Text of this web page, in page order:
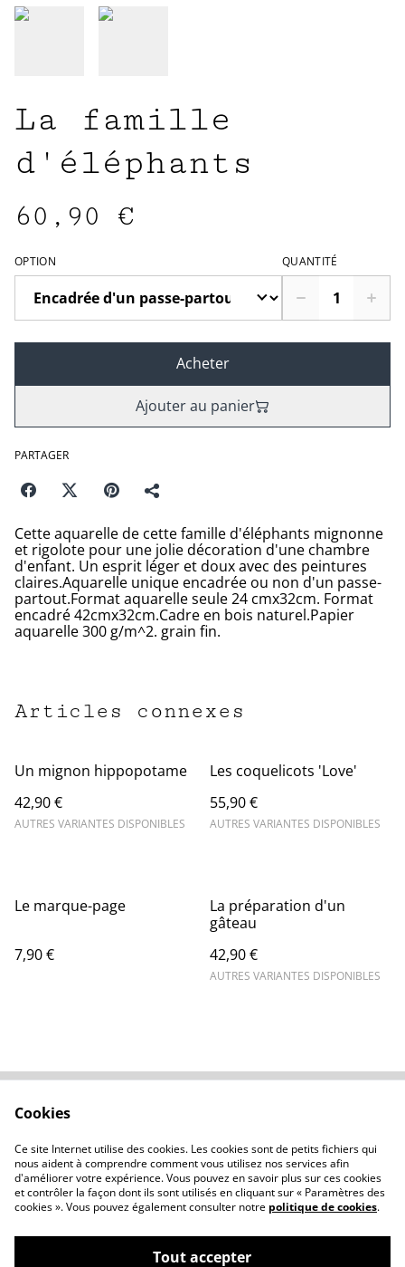
La famille
d'éléphants
60,90 €
OPTION QUANTITÉ
Acheter
Ajouter au panier
PARTAGER
Cette aquarelle de cette famille d'éléphants mignonne
et rigolote pour une jolie décoration d'une chambre
d'enfant. Un esprit léger et doux avec des peintures
claires.Aquarelle unique encadrée ou non d'un passe-
partout.Format aquarelle seule 24 cmx32cm. Format
encadré 42cmx32cm.Cadre en bois naturel.Papier
aquarelle 300 g/m^2. grain fin.
Articles connexes
Un mignon hippopotame
42,90 €
AUTRES VARIANTES DISPONIBLES
Les coquelicots 'Love'
55,90 €
AUTRES VARIANTES DISPONIBLES
Le marque-page
7,90 €
La préparation d'un
gâteau
42,90 €
AUTRES VARIANTES DISPONIBLES
Politique de
confidentialité
Politique de cookies
Cookies
Ce site Internet utilise des cookies. Les cookies sont de petits fichiers qui
nous aident à comprendre comment vous utilisez nos services afin
d'améliorer votre expérience. Vous pouvez en savoir plus sur ces cookies
et contrôler la façon dont ils sont utilisés en cliquant sur « Paramètres des
cookies ». Vous pouvez également consulter notre politique de cookies.
Tout accepter